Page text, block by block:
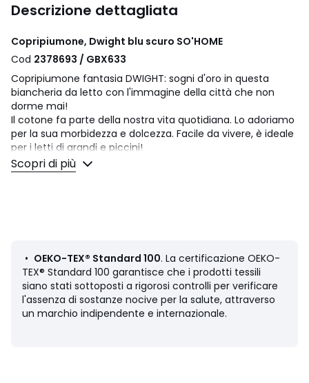
Descrizione dettagliata
Copripiumone, Dwight blu scuro SO'HOME
Cod 2378693 / GBX633
Copripiumone fantasia DWIGHT: sogni d'oro in questa
biancheria da letto con l'immagine della città che non
dorme mai!
Il cotone fa parte della nostra vita quotidiana. Lo adoriamo
per la sua morbidezza e dolcezza. Facile da vivere, è ideale
per i letti di grandi e piccini!
città molto grafico, dietro fantasia continua di motivi
geometrici
Manutenzione
• Temperatura di lavaggio 60° (si consiglia un lavaggio a
Scopri di più
• OEKO-TEX® Standard 100. La certificazione OEKO-
TEX® Standard 100 garantisce che i prodotti tessili
siano stati sottoposti a rigorosi controlli per verificare
l'assenza di sostanze nocive per la salute, attraverso
un marchio indipendente e internazionale.